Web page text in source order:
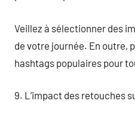
Veillez à sélectionner des
de votre journée. En outre,
hashtags populaires pour
9. L’impact des retouches